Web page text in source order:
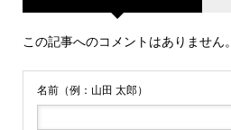
この記事へのコメントはありません。
名前（例：山田 太郎）